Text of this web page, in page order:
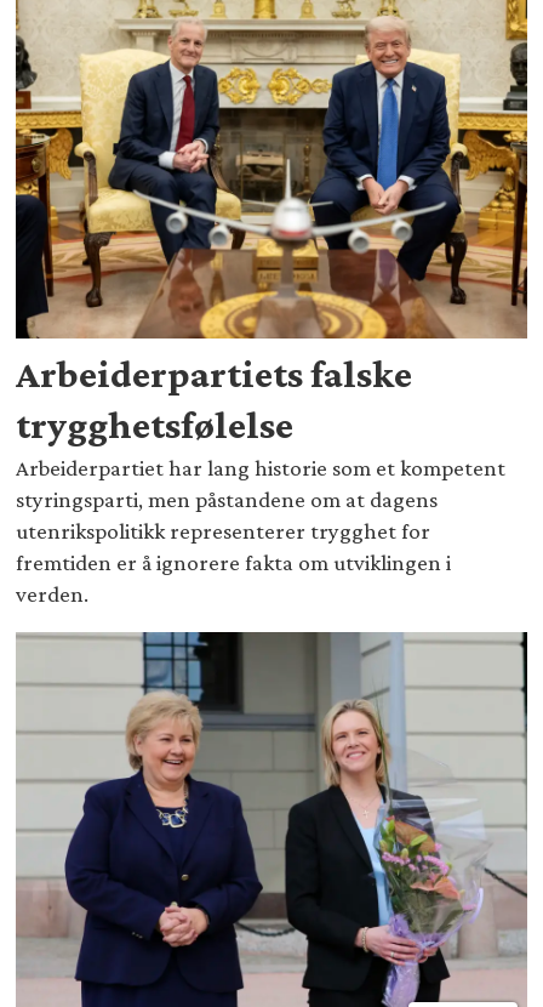
Arbeiderpartiets falske
trygghetsfølelse
Arbeiderpartiet har lang historie som et kompetent
styringsparti, men påstandene om at dagens
utenrikspolitikk representerer trygghet for
fremtiden er å ignorere fakta om utviklingen i
verden.